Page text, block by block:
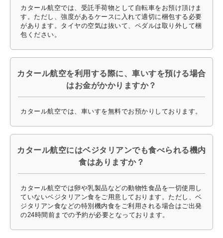
カタール航空では、受託手荷物として自転車をお預け頂けま
す。ただし、強度があるケースに入れて適切に梱包する必要
があります。タイヤの空気は抜いて、ペダルは取り外して梱
包ください。
カタール航空を利用する際に、車いすを預ける場合
はお金がかかりますか？
カタール航空では、車いすを無料でお預かりしております。
カタール航空にはベジタリアンでも食べられる機内
食はありますか？
カタール航空では卵や乳製品などの動物性食品を一切使用し
ていないベジタリアン食をご用意しております。ただし、ベ
ジタリアン食などの特別機内食をご利用される場合はご出発
の24時間前までの予約が必要となっております。